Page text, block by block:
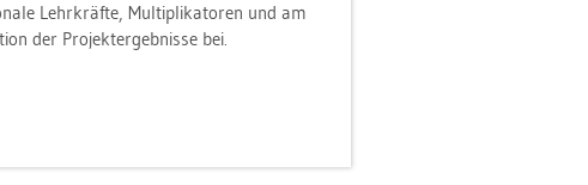
Lehr­kräf­te, Mul­ti­pli­ka­to­ren und am
der Pro­jekt­er­geb­nis­se bei.